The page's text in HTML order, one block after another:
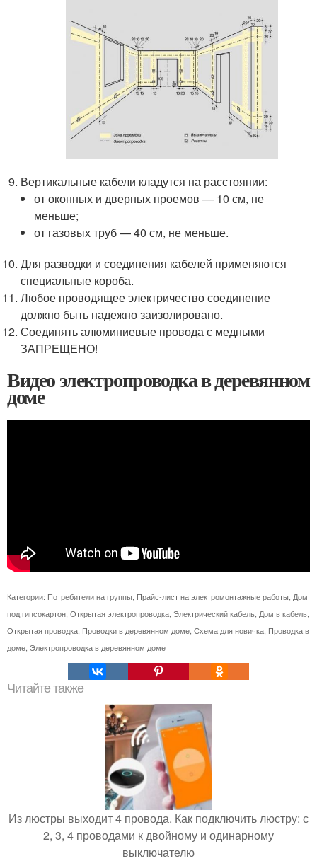
Вертикальные кабели кладутся на расстоянии:
от оконных и дверных проемов — 10 см, не
меньше;
от газовых труб — 40 см, не меньше.
Для разводки и соединения кабелей применяются
специальные короба.
Любое проводящее электричество соединение
должно быть надежно заизолировано.
Соединять алюминиевые провода с медными
ЗАПРЕЩЕНО!
Видео электропроводка в деревянном
доме
Категории: Потребители на группы Прайс-лист на электромонтажные работы Дом
под гипсокартон Открытая электропроводка Электрический кабель Дом в кабель
Открытая проводка Проводки в деревянном доме Схема для новичка Проводка в
доме Электропроводка в деревянном доме
Читайте также
Из люстры выходит 4 провода. Как подключить люстру: с
2, 3, 4 проводами к двойному и одинарному
выключателю